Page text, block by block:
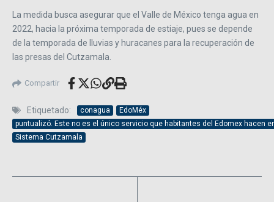
La medida busca asegurar que el Valle de México tenga agua en
2022, hacia la próxima temporada de estiaje, pues se depende
de la temporada de lluvias y huracanes para la recuperación de
las presas del Cutzamala.
Compartir
Etiquetado: conagua
EdoMéx
puntualizó. Este no es el único servicio que habitantes del Edomex hacen
Sistema Cutzamala